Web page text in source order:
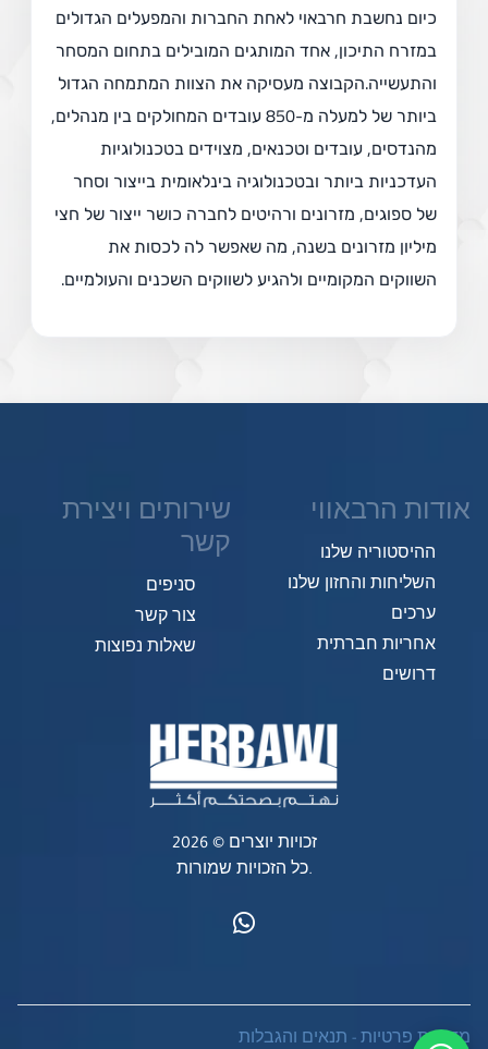
כיום נחשבת חרבאוי לאחת החברות והמפעלים הגדולים
במזרח התיכון, אחד המותגים המובילים בתחום המסחר
והתעשייה.הקבוצה מעסיקה את הצוות המתמחה הגדול
ביותר של למעלה מ-850 עובדים המחולקים בין מנהלים,
מהנדסים, עובדים וטכנאים, מצוידים בטכנולוגיות
העדכניות ביותר ובטכנולוגיה בינלאומית בייצור וסחר
של ספוגים, מזרונים ורהיטים לחברה כושר ייצור של חצי
מיליון מזרונים בשנה, מה שאפשר לה לכסות את
השווקים המקומיים ולהגיע לשווקים השכנים והעולמיים.
אודות הרבאווי
ההיסטוריה שלנו
השליחות והחזון שלנו
ערכים
אחריות חברתית
דרושים
שירותים ויצירת
קשר
סניפים
צור קשר
שאלות נפוצות
זכויות יוצרים © 2026
כל הזכויות שמורות.
מדיניות פרטיות - תנאים והגבלות